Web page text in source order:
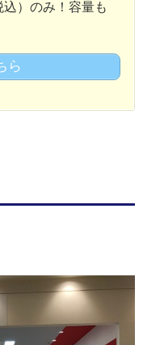
）のみ！容量も
ら